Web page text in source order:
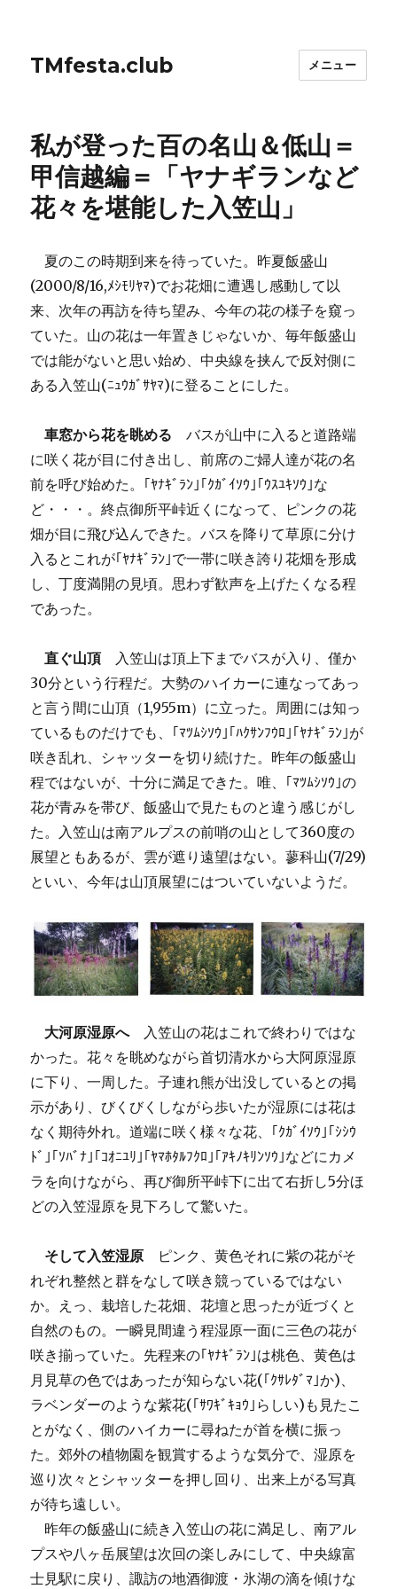
TMfesta.club メニュー
私が登った百の名山＆低山＝
甲信越編＝「ヤナギランなど
花々を堪能した入笠山」
夏のこの時期到来を待っていた。昨夏飯盛山
(2000/8/16,ﾒｼﾓﾘﾔﾏ)でお花畑に遭遇し感動して以
来、次年の再訪を待ち望み、今年の花の様子を窺っ
ていた。山の花は一年置きじゃないか、毎年飯盛山
では能がないと思い始め、中央線を挟んで反対側に
ある入笠山(ﾆｭｳｶﾞｻﾔﾏ)に登ることにした。
車窓から花を眺める バスが山中に入ると道路端
に咲く花が目に付き出し、前席のご婦人達が花の名
前を呼び始めた。｢ﾔﾅｷﾞﾗﾝ｣｢ｸｶﾞｲｿｳ｣｢ｳｽﾕｷｿｳ｣な
ど・・・。終点御所平峠近くになって、ピンクの花
畑が目に飛び込んできた。バスを降りて草原に分け
入るとこれが｢ﾔﾅｷﾞﾗﾝ｣で一帯に咲き誇り花畑を形成
し、丁度満開の見頃。思わず歓声を上げたくなる程
であった。
直ぐ山頂 入笠山は頂上下までバスが入り、僅か
30分という行程だ。大勢のハイカーに連なってあっ
と言う間に山頂（1,955m）に立った。周囲には知っ
ているものだけでも、｢ﾏﾂﾑｼｿｳ｣｢ﾊｸｻﾝﾌｳﾛ｣｢ﾔﾅｷﾞﾗﾝ｣が
咲き乱れ、シャッターを切り続けた。昨年の飯盛山
程ではないが、十分に満足できた。唯、｢ﾏﾂﾑｼｿｳ｣の
花が青みを帯び、飯盛山で見たものと違う感じがし
た。入笠山は南アルプスの前哨の山として360度の
展望ともあるが、雲が遮り遠望はない。蓼科山(7/29)
といい、今年は山頂展望にはついていないようだ。
大河原湿原へ入笠山の花はこれで終わりではな
かった。花々を眺めながら首切清水から大阿原湿原
に下り、一周した。子連れ熊が出没しているとの掲
示があり、びくびくしながら歩いたが湿原には花は
なく期待外れ。道端に咲く様々な花、｢ｸｶﾞｲｿｳ｣｢ｼｼｳ
ﾄﾞ｣｢ｿﾊﾞﾅ｣｢ｺｵﾆﾕﾘ｣｢ﾔﾏﾎﾀﾙﾌｸﾛ｣｢ｱｷﾉｷﾘﾝｿｳ｣などにカメ
ラを向けながら、再び御所平峠下に出て右折し5分ほ
どの入笠湿原を見下ろして驚いた。
そして入笠湿原 ピンク、黄色それに紫の花がそ
れぞれ整然と群をなして咲き競っているではない
か。えっ、栽培した花畑、花壇と思ったが近づくと
自然のもの。一瞬見間違う程湿原一面に三色の花が
咲き揃っていた。先程来の｢ﾔﾅｷﾞﾗﾝ｣は桃色、黄色は
月見草の色ではあったが知らない花(｢ｸｻﾚﾀﾞﾏ｣か)、
ラベンダーのような紫花(｢ｻﾜｷﾞｷｮｳ｣らしい)も見たこ
とがなく、側のハイカーに尋ねたが首を横に振っ
た。郊外の植物園を観賞するような気分で、湿原を
巡り次々とシャッターを押し回り、出来上がる写真
が待ち遠しい。
昨年の飯盛山に続き入笠山の花に満足し、南アル
プスや八ヶ岳展望は次回の楽しみにして、中央線富
士見駅に戻り、諏訪の地酒御渡・氷湖の滴を傾けな